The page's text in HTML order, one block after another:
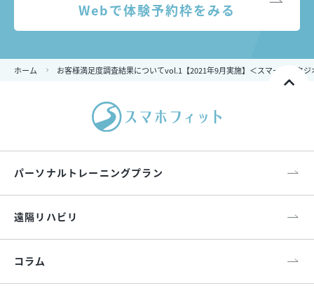
Webで体験予約枠をみる
ホーム お客様満足度調査結果についてvol.1【2021年9月実施】＜スマートスタ
パーソナルトレーニングプラン
遠隔リハビリ
コラム